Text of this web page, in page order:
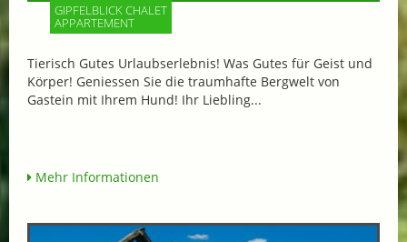
GIPFELBLICK CHALET
APPARTEMENT
Tierisch Gutes Urlaubserlebnis! Was Gutes für Geist und
Körper! Geniessen Sie die traumhafte Bergwelt von
Gastein mit Ihrem Hund! Ihr Liebling...
Mehr Informationen